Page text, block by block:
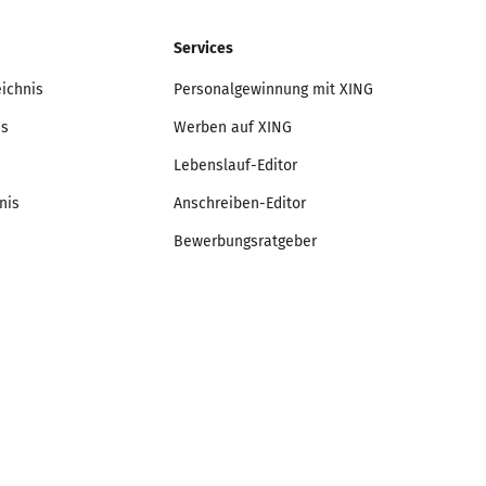
Services
Personalgewinnung mit XING
Werben auf XING
Lebenslauf-Editor
Anschreiben-Editor
Bewerbungsratgeber